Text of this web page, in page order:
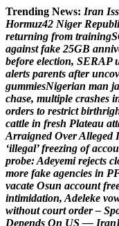
Trending News: Iran Iss
Hormuz42 Niger Republi
returning from trainingS
against fake 25GB anniv
before election, SERAP
alerts parents after uncov
gummiesNigerian man ja
chase, multiple crashes i
orders to restrict birthrig
cattle in fresh Plateau att
Arraigned OverAlleged I
‘illegal’ freezing of accou
probe:Adeyemi rejects cl
more fake agencies in P
vacate Osun account fre
intimidation, Adeleke vo
without court order – Sp
Depends On US — Iran